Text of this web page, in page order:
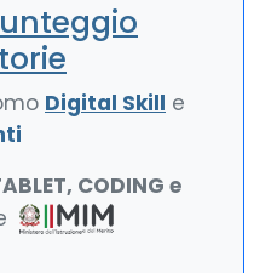
Digital Skill e
CODING e